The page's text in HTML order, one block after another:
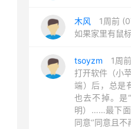
木风
1周前
如果家里有鼠
tsoyzm
1周
打开软件（小
端）后，总是
也去不掉。是
明）……最下面
同意‘’同意且不